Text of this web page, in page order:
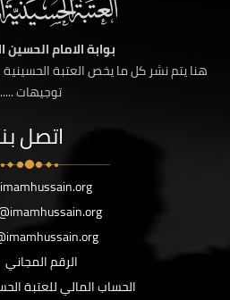
بوابة الامام الحسين
هنا يتم نشر كل ما يخص العتبة
توجيهات
اتصل
الرقم المجاني
الحساب المالي للعتبة